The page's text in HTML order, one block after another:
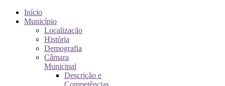
Início
Município
Localização
História
Demografia
Câmara
Municipal
Descrição e
Competências